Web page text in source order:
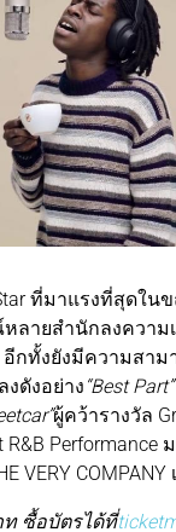
ที่มาแรงที่สุดใน
ลายสํานักลงความเ
กทั้งยังมีความสาม
งดังอย่าง “Best
ผู้คว้ารางวัล
R&B Performance
VERY COMPANY
ท ซื้อบัตรได้ที่